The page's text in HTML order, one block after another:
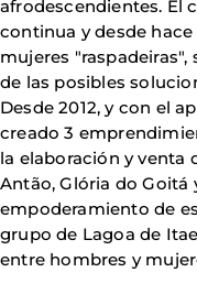
afrodescendientes. El
continua y desde
mujeres
de las posibles
Desde 2012, y con el
creado 3
la elaboración y venta
Antão, Glória do Goitá
empoderamiento de
grupo de Lagoa de
entre hombres y